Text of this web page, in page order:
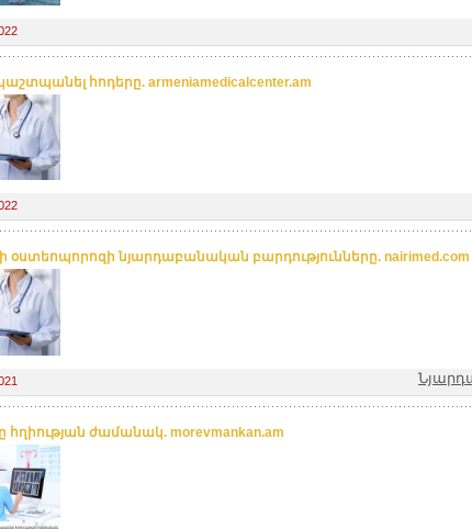
հոդերը. armeniamedicalcenter.am
օստեոպորոզի նյարդաբանական բարդությունները. nairimed.com
հղիության ժամանակ. morevmankan.am